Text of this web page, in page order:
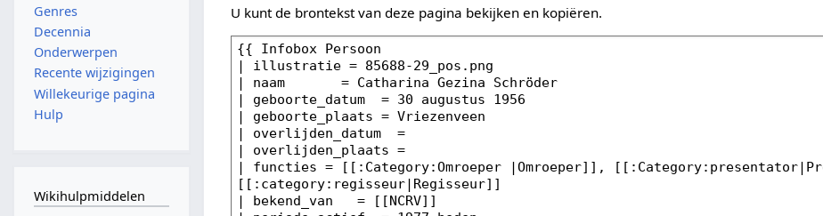
U kunt de brontekst van deze pagina bekijken en kopiëren.
Genres
Decennia
Onderwerpen
Recente wijzigingen
Willekeurige pagina
Hulp
Wikihulpmiddelen